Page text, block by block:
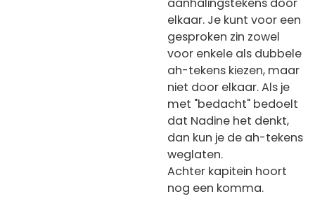
aanhalingstekens door
elkaar. Je kunt voor een
gesproken zin zowel
voor enkele als dubbele
ah-tekens kiezen, maar
niet door elkaar. Als je
met "bedacht" bedoelt
dat Nadine het denkt,
dan kun je de ah-tekens
weglaten.
Achter kapitein hoort
nog een komma.